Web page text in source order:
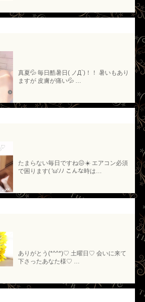
真夏💦 毎日酷暑日( ノД`)！！ 暑いもあり
ますが 皮膚が痛い💦 …
たまらない毎日ですね😖☀️ エアコン必須
で困ります( 'ω'ﾉﾉ こんな時は…
ありがとう(*^^*)♡ 土曜日♡ 会いに来て
下さったあなた様♡ …